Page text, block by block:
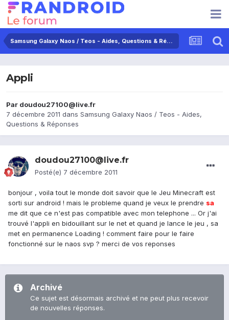
Samsung Galaxy Naos / Teos - Aides, Questions & Réponses
Appli
Par doudou27100@live.fr
7 décembre 2011 dans Samsung Galaxy Naos / Teos - Aides,
Questions & Réponses
doudou27100@live.fr
Posté(e) 7 décembre 2011
bonjour , voila tout le monde doit savoir que le Jeu Minecraft est
sorti sur android ! mais le probleme quand je veux le prendre sa
me dit que ce n'est pas compatible avec mon telephone ... Or j'ai
trouvé l'appli en bidouillant sur le net et quand je lance le jeu , sa
met en permanence Loading ! comment faire pour le faire
fonctionné sur le naos svp ? merci de vos reponses
Archivé
Ce sujet est désormais archivé et ne peut plus recevoir
de nouvelles réponses.